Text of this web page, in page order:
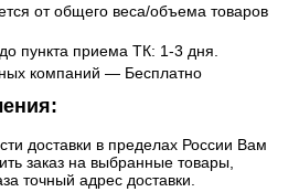
от общего веса/объема товаров
пункта приема ТК: 1-3 дня.
компаний — Бесплатно
доставки в пределах России Вам
заказ на выбранные товары,
точный адрес доставки.